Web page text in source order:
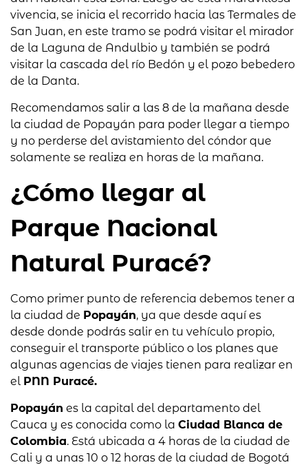
vivencia, se inicia el recorrido hacia las Termales de
San Juan, en este tramo se podrá visitar el mirador
de la Laguna de Andulbio y también se podrá
visitar la cascada del río Bedón y el pozo bebedero
de la Danta.
Recomendamos salir a las 8 de la mañana desde
la ciudad de Popayán para poder llegar a tiempo
y no perderse del avistamiento del cóndor que
solamente se realiza en horas de la mañana.
¿Cómo llegar al
Parque Nacional
Natural Puracé?
Como primer punto de referencia debemos tener a
la ciudad de Popayán, ya que desde aquí es
desde donde podrás salir en tu vehículo propio,
conseguir el transporte público o los planes que
algunas agencias de viajes tienen para realizar en
el PNN Puracé.
Popayán es la capital del departamento del
Cauca y es conocida como la Ciudad Blanca de
Colombia. Está ubicada a 4 horas de la ciudad de
Cali y a unas 10 o 12 horas de la ciudad de Bogotá